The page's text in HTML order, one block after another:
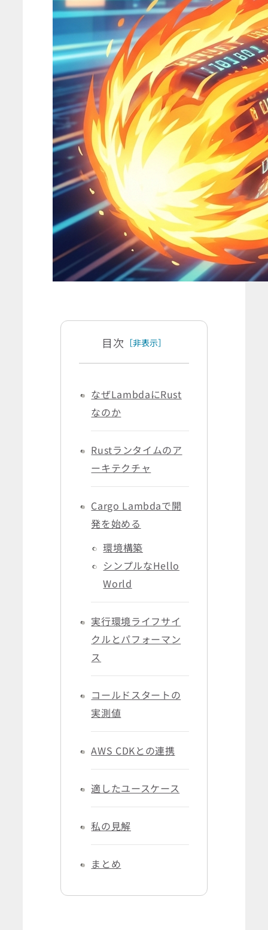
目次 ［非表示］
なぜLambdaにRust
なのか
Rustランタイムのア
ーキテクチャ
Cargo Lambdaで開
発を始める
環境構築
シンプルなHello
World
実行環境ライフサイ
クルとパフォーマン
ス
コールドスタートの
実測値
AWS CDKとの連携
適したユースケース
私の見解
まとめ